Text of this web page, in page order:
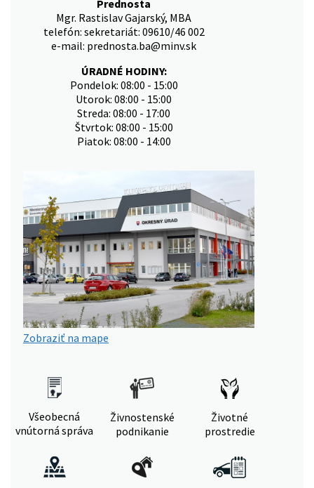
Prednosta
Mgr. Rastislav Gajarský, MBA
telefón: sekretariát: 09610/46 002
e-mail: prednosta.ba@minv.sk
ÚRADNÉ HODINY:
Pondelok: 08:00 - 15:00
Utorok: 08:00 - 15:00
Streda: 08:00 - 17:00
Štvrtok: 08:00 - 15:00
Piatok: 08:00 - 14:00
Zobraziť na mape
Všeobecná
vnútorná správa
Živnostenské
podnikanie
Životné
prostredie